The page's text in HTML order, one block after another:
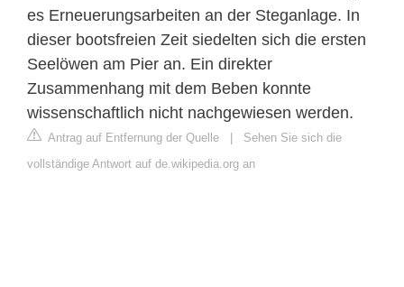
es Erneuerungsarbeiten an der Steganlage. In
dieser bootsfreien Zeit siedelten sich die ersten
Seelöwen am Pier an. Ein direkter
Zusammenhang mit dem Beben konnte
wissenschaftlich nicht nachgewiesen werden.
Antrag auf Entfernung der Quelle
Sehen Sie sich die
vollständige Antwort auf de.wikipedia.org an